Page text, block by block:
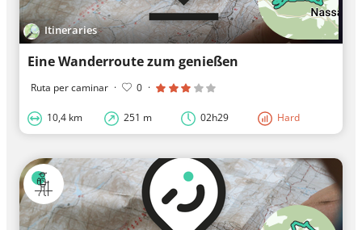
Itineraries
Eine Wanderroute zum genießen
Ruta per caminar · 0 ·
10,4 km 251 m 02h29 Hard